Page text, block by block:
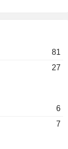
81
27
6
7